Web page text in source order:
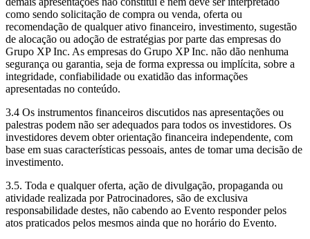
como sendo solicitação de compra ou venda, oferta ou
recomendação de qualquer ativo financeiro, investimento, sugestão
de alocação ou adoção de estratégias por parte das empresas do
Grupo XP Inc. As empresas do Grupo XP Inc. não dão nenhuma
segurança ou garantia, seja de forma expressa ou implícita, sobre a
integridade, confiabilidade ou exatidão das informações
apresentadas no conteúdo.
3.4 Os instrumentos financeiros discutidos nas apresentações ou
palestras podem não ser adequados para todos os investidores. Os
investidores devem obter orientação financeira independente, com
base em suas características pessoais, antes de tomar uma decisão de
investimento.
3.5. Toda e qualquer oferta, ação de divulgação, propaganda ou
atividade realizada por Patrocinadores, são de exclusiva
responsabilidade destes, não cabendo ao Evento responder pelos
atos praticados pelos mesmos ainda que no horário do Evento.